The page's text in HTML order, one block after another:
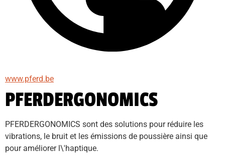
www.pferd.be
PFERDERGONOMICS
PFERDERGONOMICS sont des solutions pour réduire les
vibrations, le bruit et les émissions de poussière ainsi que
pour améliorer l\'haptique.